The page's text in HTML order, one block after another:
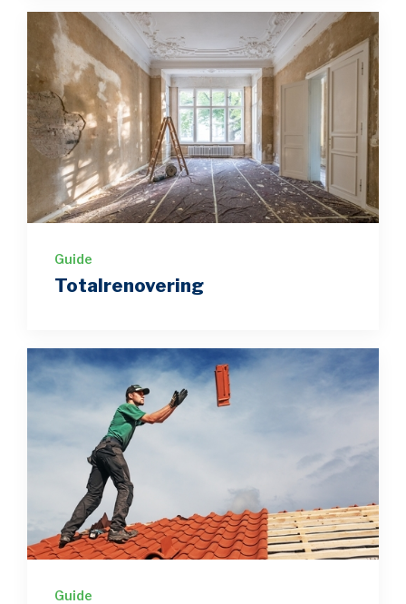
Guide
Totalrenovering
Guide